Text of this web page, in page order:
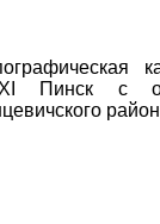
Пинск с